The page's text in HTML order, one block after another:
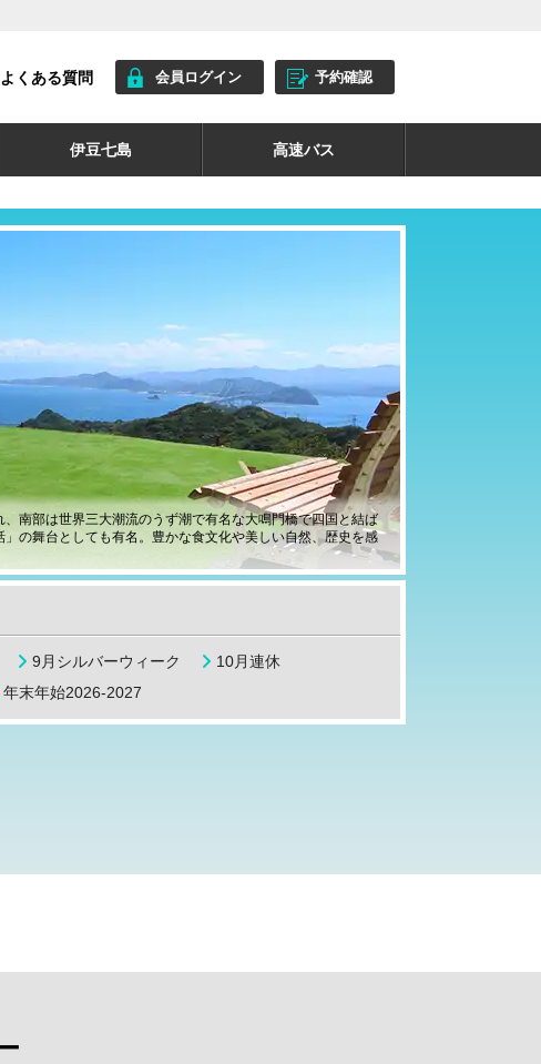
よくある質問 会員ログイン 予約確認
伊豆七島 高速バス
南部は世界三大潮流のうず潮で有名な大鳴門橋で四国と結ば
の舞台としても有名。 豊かな食文化や美しい自然、歴史を感
9月シルバーウィーク
10月連休
年末年始2026-2027